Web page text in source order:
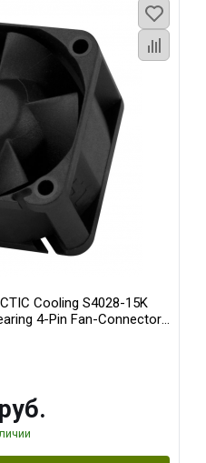
Cooling S4028-15K